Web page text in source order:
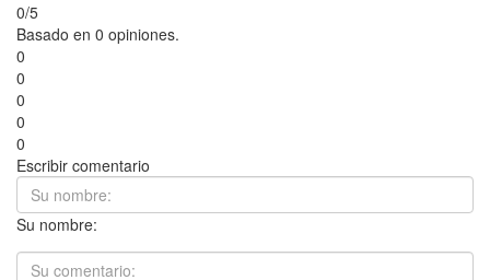
0/5
Basado en 0 opiniones.
0
0
0
0
0
Escribir comentario
Su nombre: